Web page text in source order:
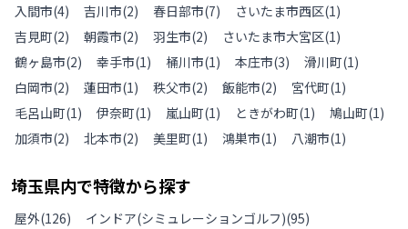
入間市(4) 吉川市(2) 春日部市(7) さいたま市西区(1)
吉見町(2) 朝霞市(2) 羽生市(2) さいたま市大宮区(1)
鶴ヶ島市(2) 幸手市(1) 桶川市(1) 本庄市(3) 滑川町(1)
白岡市(2) 蓮田市(1) 秩父市(2) 飯能市(2) 宮代町(1)
毛呂山町(1) 伊奈町(1) 嵐山町(1) ときがわ町(1) 鳩山町(1)
加須市(2) 北本市(2) 美里町(1) 鴻巣市(1) 八潮市(1)
埼玉県内で特徴から探す
屋外(126) インドア(シミュレーションゴルフ)(95)